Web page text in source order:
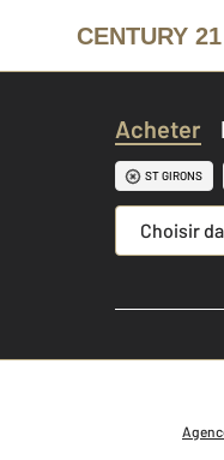
CENTURY 21
Acheter
ST GIRONS
Choisir